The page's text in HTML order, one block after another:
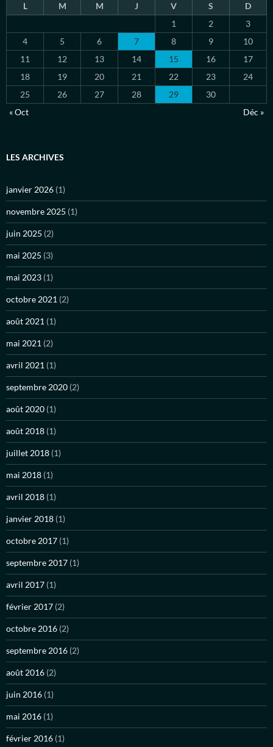
L M M J V S
D
1
2
3
4
5 6 7 8 9
10
11
12 13 14 15 16
17
18
19 20 21 22 23
24
25
26 27 28 29
30
« Oct
Déc »
LES ARCHIVES
janvier 2026 (1)
novembre 2025 (1)
juin 2025 (2)
mai 2025 (3)
mai 2023 (1)
octobre 2021 (2)
août 2021 (1)
mai 2021 (2)
avril 2021 (1)
septembre 2020 (2)
août 2020 (1)
août 2018 (1)
juillet 2018 (1)
mai 2018 (1)
avril 2018 (1)
janvier 2018 (1)
octobre 2017 (1)
septembre 2017 (1)
avril 2017 (1)
février 2017 (2)
octobre 2016 (2)
septembre 2016 (2)
août 2016 (2)
juin 2016 (1)
mai 2016 (1)
février 2016 (1)